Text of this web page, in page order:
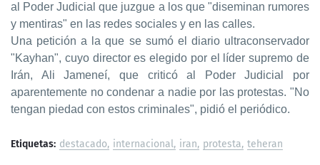
al Poder Judicial que juzgue a los que "diseminan rumores
y mentiras" en las redes sociales y en las calles.
Una petición a la que se sumó el diario ultraconservador
"Kayhan", cuyo director es elegido por el líder supremo de
Irán, Ali Jameneí, que criticó al Poder Judicial por
aparentemente no condenar a nadie por las protestas. "No
tengan piedad con estos criminales", pidió el periódico.
Etiquetas: destacado internacional iran protesta teheran